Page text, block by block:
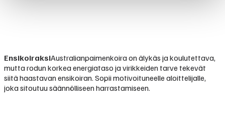
EnsikoiraksiAustralianpaimenkoira on älykäs ja koulutettava,
mutta rodun korkea energiataso ja virikkeiden tarve tekevät
siitä haastavan ensikoiran. Sopii motivoituneelle aloittelijalle,
joka sitoutuu säännölliseen harrastamiseen.